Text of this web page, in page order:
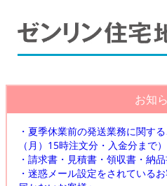
お知
・夏季休業前の発送業務に関す
（月）15時注文分・入金分まで）
・請求書・見積書・領収書・納
・迷惑メール設定をされている